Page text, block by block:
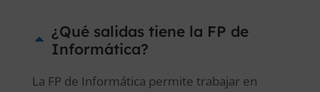
¿Qué salidas tiene la FP de
Informática?
La FP de Informática permite trabajar en